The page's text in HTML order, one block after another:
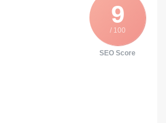
9
/ 100
SEO Score